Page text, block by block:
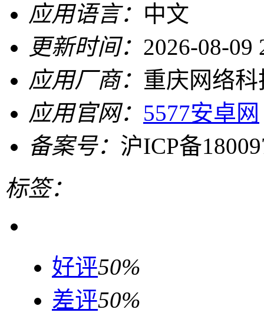
应用语言： 中文
更新时间： 2026-08-09
应用厂商： 重庆网络
应用官网： 5577安卓网
备案号： 沪ICP备
标签：
好评50%
差评50%